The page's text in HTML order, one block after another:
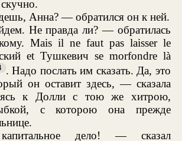
Анна? — обратился он к ней.
Не правда ли? — обратилась
Mais il ne faut pas laisser le
et Тушкевич se morfondre là
. Надо послать им сказать. Да, это
он оставит здесь, — сказала
к Долли с тою же хитрою,
с которою она прежде
дело! — сказал